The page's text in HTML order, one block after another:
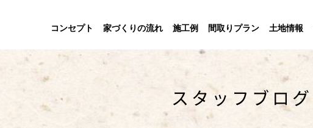
コンセプト 家づくりの流れ 施工例 間取りプラン 土地情報
スタッフブログ